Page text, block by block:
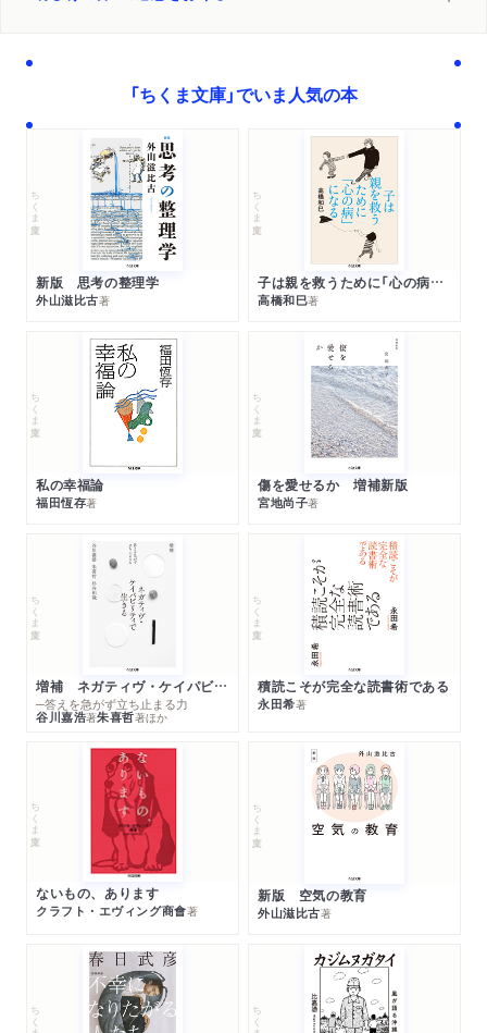
「ちくま文庫」でいま人気の本
ちくま文庫
新版 思考の整理学
外山滋比古著
ちくま文庫
子は親を救うために「心の病」になる
高橋和巳著
ちくま文庫
私の幸福論
福田恆存著
ちくま文庫
傷を愛せるか 増補新版
宮地尚子著
ちくま文庫
増補 ネガティヴ・ケイパビリティで生きる
─答えを急がず立ち止まる力
谷川嘉浩著朱喜哲著ほか
ちくま文庫
積読こそが完全な読書術である
永田希著
ちくま文庫
ないもの、あります
クラフト・エヴィング商會著
ちくま文庫
新版 空気の教育
外山滋比古著
ちくま文庫 ちくま文庫